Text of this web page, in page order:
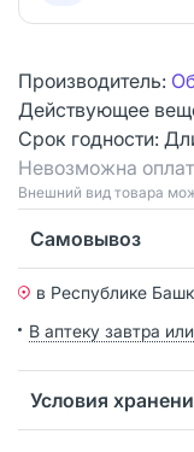
Производитель:
Действующее
Срок годности:
Невозможна
Bнешний вид товара
Самовывоз
в Республике
В аптеку завтра
Условия